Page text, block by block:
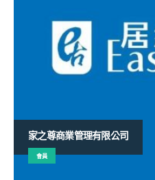
家之尊商業管理有限公司
會員